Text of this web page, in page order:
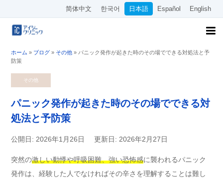
简体中文 한국어 日本語 Español English
ホーム » ブログ » その他 » パニック発作が起きた時のその場でできる対処法と予
防策
その他
パニック発作が起きた時のその場でできる対
処法と予防策
公開日: 2026年1月26日 更新日: 2026年2月27日
突然の激しい動悸や呼吸困難、強い恐怖感に襲われるパニック
発作は、経験した人でなければその辛さを理解することは難し